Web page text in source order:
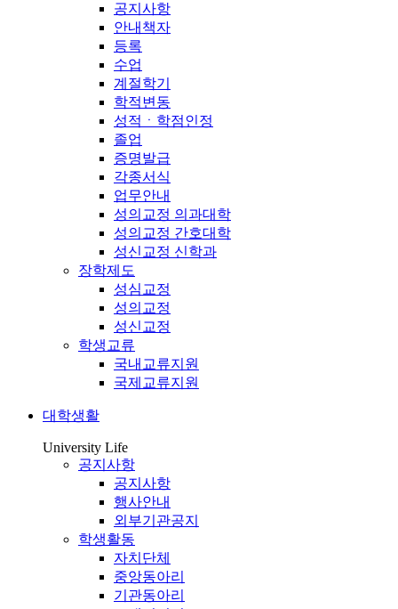
공지사항
안내책자
등록
수업
계절학기
학적변동
성적ㆍ학점인정
졸업
증명발급
각종서식
업무안내
성의교정 의과대학
성의교정 간호대학
성신교정 신학과
장학제도
성심교정
성의교정
성신교정
학생교류
국내교류지원
국제교류지원
대학생활
University Life
공지사항
공지사항
행사안내
외부기관공지
학생활동
자치단체
중앙동아리
기관동아리